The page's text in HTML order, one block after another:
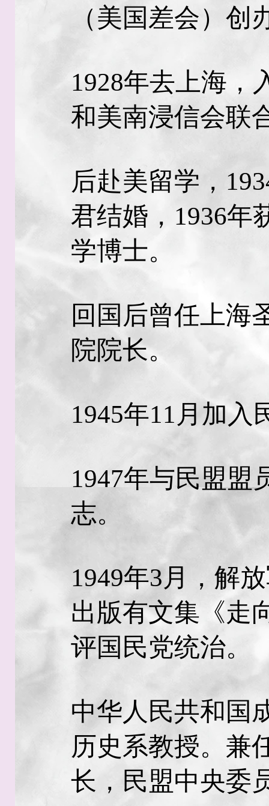
（美国差会）创
1928年去上海，
和美南浸信会联
后赴美留学，
君结婚，1936年
学博士。
回国后曾任上海
院院长。
1945年11月加入
1947年与民盟盟
志。
1949年3月，解
出版有文集《走
评国民党统治。
中华人民共和国
历史系教授。兼
长，民盟中央委